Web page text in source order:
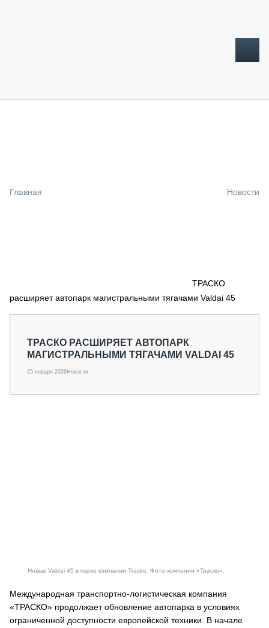
СПЕЦПРОЕКТЫ
О ПРОЕКТЕ
Главная Новости
ТРАСКО
расширяет автопарк магистральными тягачами Valdai 45
ТРАСКО РАСШИРЯЕТ АВТОПАРК
МАГИСТРАЛЬНЫМИ ТЯГАЧАМИ VALDAI 45
25 января 2026Новости
Новые Valdai 45 в парке компании Trasko. Фото компании «Траско».
Международная транспортно-логистическая компания
«ТРАСКО» продолжает обновление автопарка в условиях
ограниченной доступности европейской техники. В начале